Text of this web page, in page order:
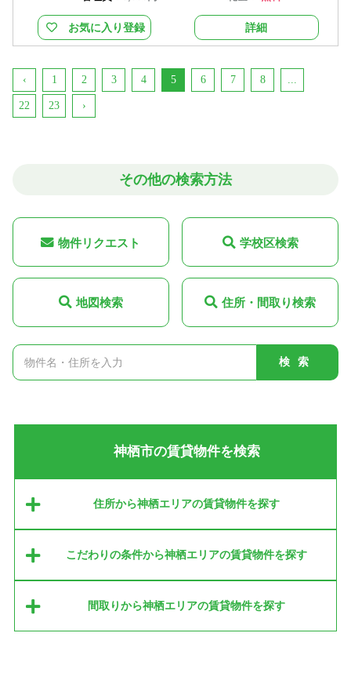
お気に入り登録 詳細
‹ 1 2 3 4 5 6 7 8
22 23 ›
その他の検索方法
物件リクエスト 学校区検索
地図検索 住所・間取り検索
検索
神栖市の賃貸物件を検索
住所から神栖エリアの賃貸物件を探す
こだわりの条件から神栖エリアの賃貸物件を探す
間取りから神栖エリアの賃貸物件を探す